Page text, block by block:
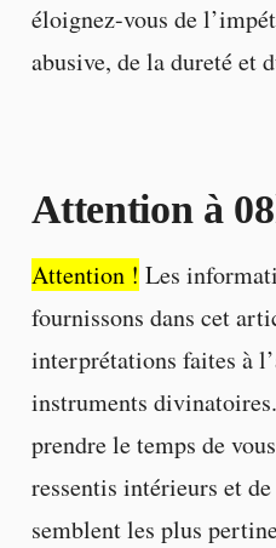
éloignez-vous de
abusive, de la dureté et
Attention à
Attention ! Les
fournissons dans cet
interprétations faites à
instruments
prendre le temps de
ressentis intérieurs et
semblent les plus